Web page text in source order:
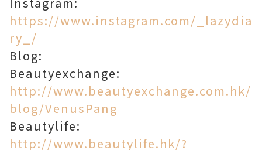
https://www.instagram.com/_lazydia
ry_/
Blog:
Beautyexchange:
http://www.beautyexchange.com.hk/
blog/VenusPang
Beautylife:
http://www.beautylife.hk/?